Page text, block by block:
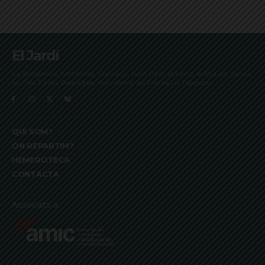
El Jardí
La Bonanova, Monterols, Galvany, Turó Parc, el Farró, el Putxet, Sarrià,
les Tres Torres, Pedralbes, Vallvidrera, les Planes i el Tibidabo
QUI SOM?
ON REPARTIM?
HEMEROTECA
CONTACTA
Associats a: